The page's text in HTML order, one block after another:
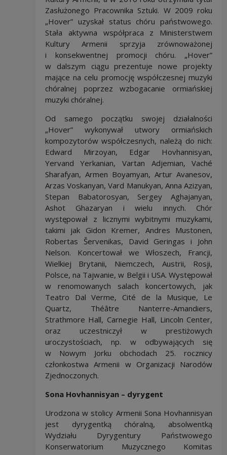
Zasłużonego Pracownika Sztuki. W 2009 roku
„Hover” uzyskał status chóru państwowego.
Stała aktywna współpraca z Ministerstwem
Kultury Armenii sprzyja zrównoważonej
i konsekwentnej promocji chóru. „Hover”
w dalszym ciągu prezentuje nowe projekty
mające na celu promocję współczesnej muzyki
chóralnej poprzez wzbogacanie ormiańskiej
muzyki chóralnej.
Od samego początku swojej działalności
„Hover” wykonywał utwory ormiańskich
kompozytorów współczesnych, należą do nich:
Edward Mirzoyan, Edgar Hovhannisyan,
Yervand Yerkanian, Vartan Adjemian, Vaché
Sharafyan, Armen Boyamyan, Artur Avanesov,
Arzas Voskanyan, Vard Manukyan, Anna Azizyan,
Stepan Babatorosyan, Sergey Aghajanyan,
Ashot Ghazaryan i wielu innych. Chór
występował z licznymi wybitnymi muzykami,
takimi jak Gidon Kremer, Andres Mustonen,
Robertas Šervenikas, David Geringas i John
Nelson. Koncertował we Włoszech, Francji,
Wielkiej Brytanii, Niemczech, Austrii, Rosji,
Polsce, na Tajwanie, w Belgii i USA. Występował
w renomowanych salach koncertowych, jak
Teatro Dal Verme, Cité de la Musique, Le
Quartz, Théâtre Nanterre-Amandiers,
Strathmore Hall, Carnegie Hall, Lincoln Center,
oraz uczestniczył w prestiżowych
uroczystościach, np. w odbywających się
w Nowym Jorku obchodach 25. rocznicy
członkostwa Armenii w Organizacji Narodów
Zjednoczonych.
Sona Hovhannisyan – dyrygent
Urodzona w stolicy Armenii Sona Hovhannisyan
jest dyrygentką chóralną, absolwentką
Wydziału Dyrygentury Państwowego
Konserwatorium Muzycznego Komitas